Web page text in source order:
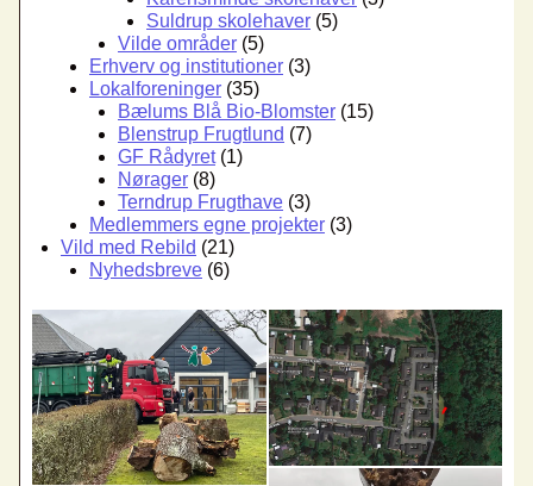
Suldrup skolehaver (5)
Vilde områder (5)
Erhverv og institutioner (3)
Lokalforeninger (35)
Bælums Blå Bio-Blomster (15)
Blenstrup Frugtlund (7)
GF Rådyret(1)
Nørager (8)
Terndrup Frugthave (3)
Medlemmers egne projekter (3)
Vild med Rebild (21)
Nyhedsbreve (6)